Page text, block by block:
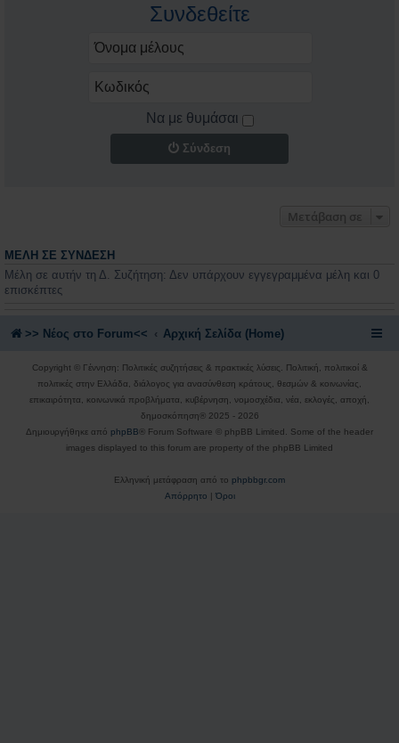
Συνδεθείτε
Να με θυμάσαι
Σύνδεση
Μετάβαση σε
ΜΈΛΗ ΣΕ ΣΎΝΔΕΣΗ
Μέλη σε αυτήν τη Δ. Συζήτηση: Δεν υπάρχουν εγγεγραμμένα μέλη και 0
επισκέπτες
>> Nέος στο Forum<< Αρχική Σελίδα (Home)
Copyright © Γέννηση: Πολιτικές συζητήσεις & πρακτικές λύσεις. Πολιτική, πολιτικοί &
πολιτικές στην Ελλάδα, διάλογος για ανασύνθεση κράτους, θεσμών & κοινωνίας,
επικαιρότητα, κοινωνικά προβλήματα, κυβέρνηση, νομοσχέδια, νέα, εκλογές, αποχή,
δημοσκόπηση® 2025 - 2026
Δημιουργήθηκε από phpBB ® Forum Software © phpBB Limited. Some of the header
images displayed to this forum are property of the phpBB Limited
Ελληνική μετάφραση από το phpbbgr.com
Απόρρητο | Όροι